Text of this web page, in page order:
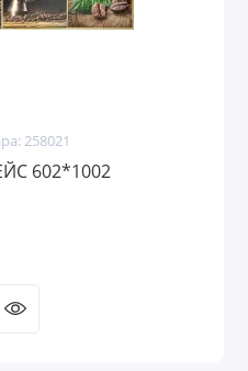
258021
602*1002